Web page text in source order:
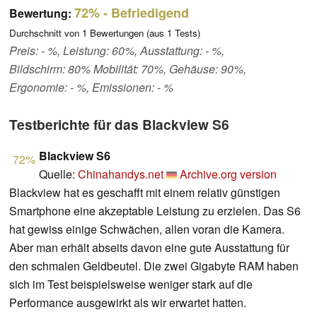
Bewertung: 72%- Befriedigend
Durchschnitt von 1 Bewertungen (aus 1 Tests)
Preis: - %, Leistung: 60%, Ausstattung: - %,
Bildschirm: 80% Mobilität: 70%, Gehäuse: 90%,
Ergonomie: - %, Emissionen: - %
Testberichte für das Blackview S6
72% Blackview S6
Quelle: Chinahandys.net
Archive.org version
Blackview hat es geschafft mit einem relativ günstigen
Smartphone eine akzeptable Leistung zu erzielen. Das S6
hat gewiss einige Schwächen, allen voran die Kamera.
Aber man erhält abseits davon eine gute Ausstattung für
den schmalen Geldbeutel. Die zwei Gigabyte RAM haben
sich im Test beispielsweise weniger stark auf die
Performance ausgewirkt als wir erwartet hatten.